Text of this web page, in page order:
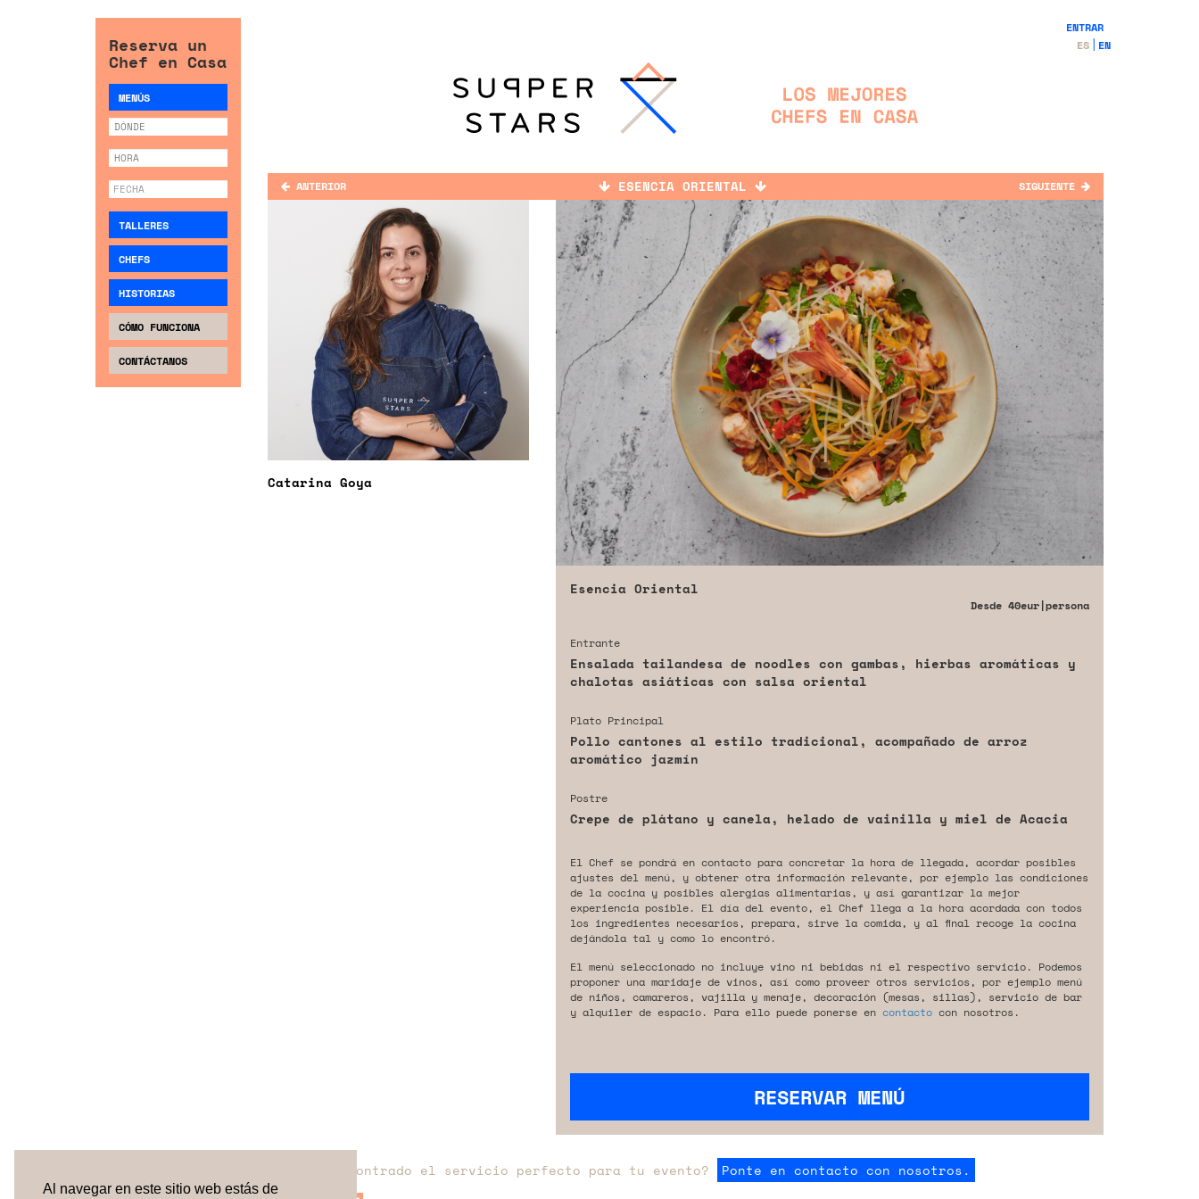
Al navegar en este sitio web estás de
Reserva un
Chef en Casa
MENÚS
TALLERES
CHEFS
HISTORIAS
CÓMO FUNCIONA
CONTÁCTANOS
ENTRAR
ES
EN
ANTERIOR ESENCIA ORIENTAL SIGUIENTE
Catarina Goya
Esencia Oriental
Desde 40eur|persona
Entrante
Ensalada tailandesa de noodles con gambas, hierbas aromáticas y
chalotas asiáticas con salsa oriental
Plato Principal
Pollo cantones al estilo tradicional, acompañado de arroz
aromático jazmín
Postre
Crepe de plátano y canela, helado de vainilla y miel de Acacia
El Chef se pondrá en contacto para concretar la hora de llegada, acordar posibles
ajustes del menú, y obtener otra información relevante, por ejemplo las condiciones
de la cocina y posibles alergias alimentarias, y así garantizar la mejor
experiencia posible. El día del evento, el Chef llega a la hora acordada con todos
los ingredientes necesarios, prepara, sirve la comida, y al final recoge la cocina
dejándola tal y como lo encontró.
El menú seleccionado no incluye vino ni bebidas ni el respectivo servicio. Podemos
proponer una maridaje de vinos, así como proveer otros servicios, por ejemplo menú
de niños, camareros, vajilla y menaje, decoración (mesas, sillas), servicio de bar
y alquiler de espacio. Para ello puede ponerse en contactocon nosotros.
RESERVAR MENÚ
¿No has encontrado el servicio perfecto para tu evento? Ponte en contacto con nosotros.